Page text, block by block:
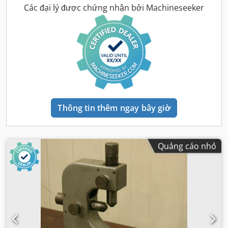
Các đại lý được chứng nhận bởi Machineseeker
Thông tin thêm ngay bây giờ
Quảng cáo nhỏ